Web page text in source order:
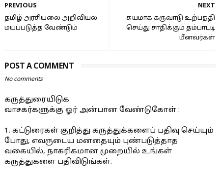
NEXT
சுயமாக கருவாடு உற்பத்தி
செய்து சாதிக்கும் தம்பாட்டி
மீனவர்கள்
PREVIOUS
தமிழ் அரசியலை அறிவியல்
மயப்படுத்த வேண்டும்
POST A COMMENT
No comments
கருத்துரையிடுக
வாசகர்களுக்கு ஓர் அன்பான வேண்டுகோள் :
1. கட்டுரைகள் குறித்து கருத்துக்களைப் பதிவு செய்யும்
போது, எவருடைய மனதையும் புண்படுத்தாத
வகையில், நாகரிகமான முறையில் உங்கள்
கருத்துகளை பதிவிடுங்கள்.